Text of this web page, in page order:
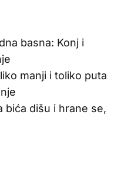
basna: Konj i
manji i toliko puta
bića dišu i hrane se,